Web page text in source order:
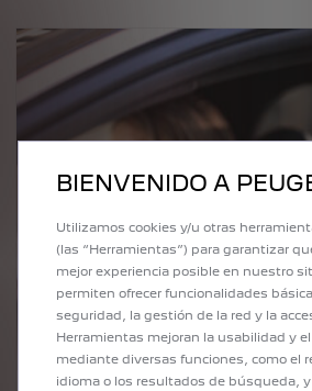
BIENVENIDO A
Utilizamos cookies y/u otras
(las “Herramientas”) para garantizar
mejor experiencia posible en nuestro
permiten ofrecer funcionalidades
seguridad, la gestión de la red y la
Herramientas mejoran la usabilidad y
mediante diversas funciones, como el
idioma o los resultados de búsqueda,